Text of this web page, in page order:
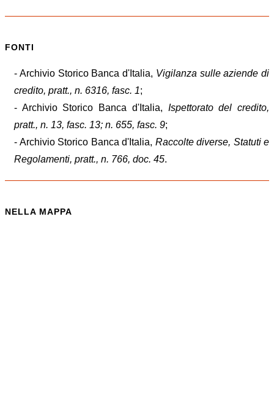
FONTI
- Archivio Storico Banca d'Italia, Vigilanza sulle aziende di
credito, pratt., n. 6316, fasc. 1;
- Archivio Storico Banca d'Italia, Ispettorato del credito,
pratt., n. 13, fasc. 13; n. 655, fasc. 9;
- Archivio Storico Banca d'Italia, Raccolte diverse, Statuti e
Regolamenti, pratt., n. 766, doc. 45.
NELLA MAPPA